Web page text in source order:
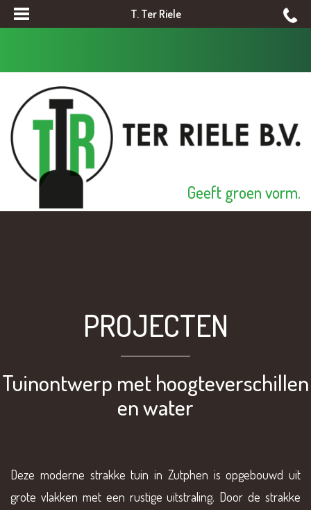
T. Ter Riele
Geeft groen vorm.
PROJECTEN
Tuinontwerp met hoogteverschillen
en water
Deze moderne strakke tuin in Zutphen is opgebouwd uit
grote vlakken met een rustige uitstraling. Door de strakke